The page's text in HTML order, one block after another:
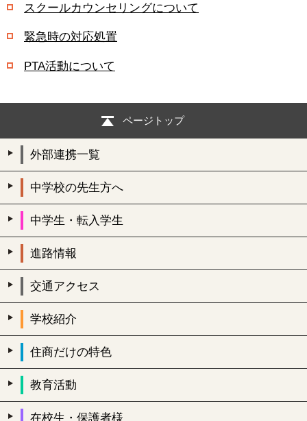
スクールカウンセリングについて
緊急時の対応処置
PTA活動について
ページトップ
外部連携一覧
中学校の先生方へ
中学生・転入学生
進路情報
交通アクセス
学校紹介
住商だけの特色
教育活動
在校生・保護者様